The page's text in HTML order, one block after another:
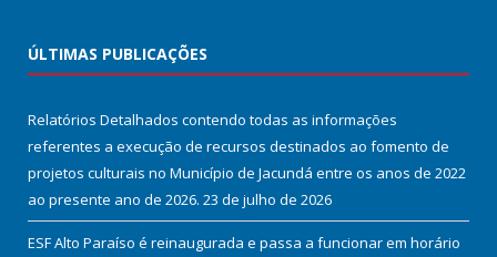
ÚLTIMAS PUBLICAÇÕES
Relatórios Detalhados contendo todas as informações
referentes a execução de recursos destinados ao fomento de
projetos culturais no Município de Jacundá entre os anos de 2022
ao presente ano de 2026. 23 de julho de 2026
ESF Alto Paraíso é reinaugurada e passa a funcionar em horário